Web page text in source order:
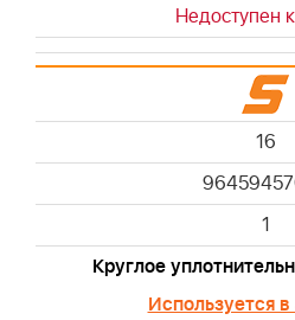
Недоступен
16
1
Круглое
Используется в